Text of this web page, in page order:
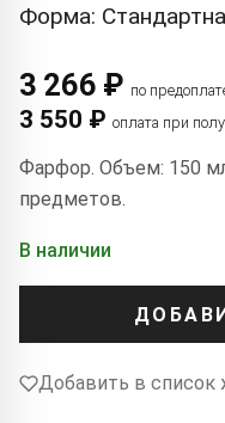
Форма:
3 266 ₽ по
3 550 ₽ оплата при
Фарфор. Объем: 150
предметов.
В наличии
Добавить в список